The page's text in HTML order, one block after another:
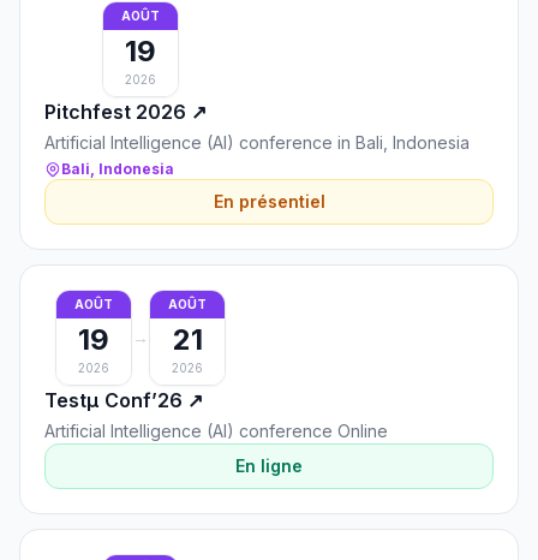
AOÛT
19
2026
Pitchfest 2026 ↗
Artificial Intelligence (AI) conference in Bali, Indonesia
Bali, Indonesia
En présentiel
AOÛT
19
2026
→
AOÛT
21
2026
Testμ Conf’26 ↗
Artificial Intelligence (AI) conference Online
En ligne